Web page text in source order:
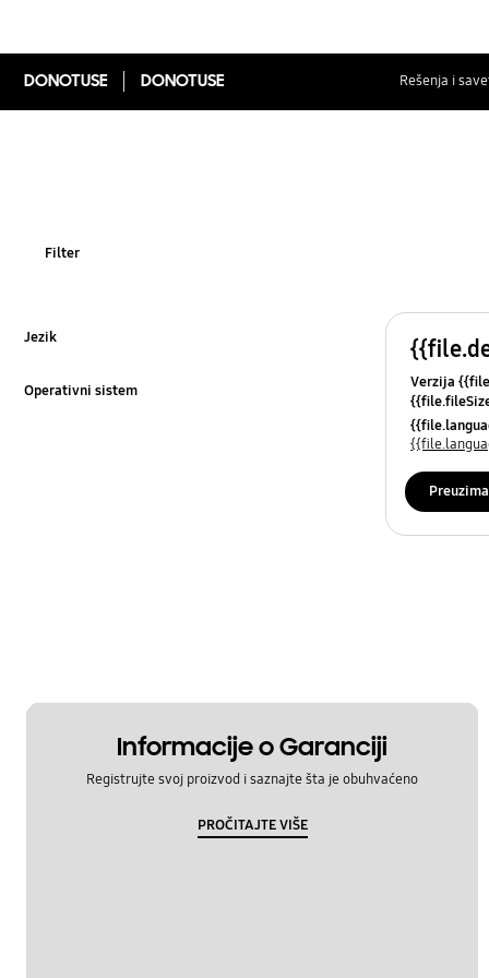
DONOTUSE DONOTUSE Rešenja i
Filter
Jezik
Operativni sistem
Verzija
Informacije o Garanciji
Registrujte svoj proizvod i saznajte šta je obuhvaćeno
PROČITAJTE VIŠE